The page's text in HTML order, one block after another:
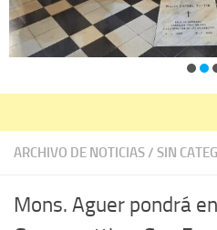
ARCHIVO DE NOTICIAS/ SIN
Mons. Aguer pondrá